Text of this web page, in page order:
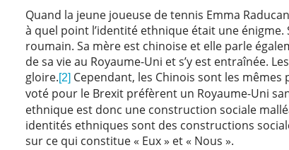
Quand la jeune joueuse de tennis Emma
à quel point l’identité ethnique était une
roumain. Sa mère est chinoise et elle parle
de sa vie au Royaume-Uni et s’y est entraînée.
gloire.[2] Cependant, les Chinois sont les
voté pour le Brexit préfèrent un Royaume-Uni
ethnique est donc une construction sociale
identités ethniques sont des constructions
sur ce qui constitue « Eux » et « Nous ».